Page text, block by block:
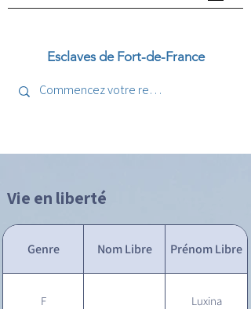
Esclaves de Fort-de-France
Vie en liberté
Genre Nom Libre Prénom Libre
F Luxina